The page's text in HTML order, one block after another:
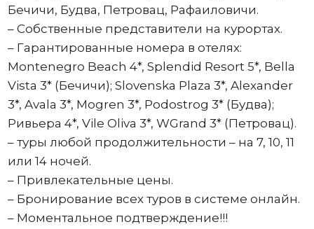
Бечичи, Будва, Петровац, Рафаиловичи.
– Собственные представители на курортах.
– Гарантированные номера в отелях:
Montenegro Beach 4*, Splendid Resort 5*, Bella
Vista 3* (Бечичи); Slovenska Plaza 3*, Alexander
3*, Avala 3*, Mogren 3*, Podostrog 3* (Будва);
Ривьера 4*, Vile Oliva 3*, WGrand 3* (Петровац).
– туры любой продолжительности – на 7, 10, 11
или 14 ночей.
– Привлекательные цены.
– Бронирование всех туров в системе онлайн.
– Моментальное подтверждение!!!